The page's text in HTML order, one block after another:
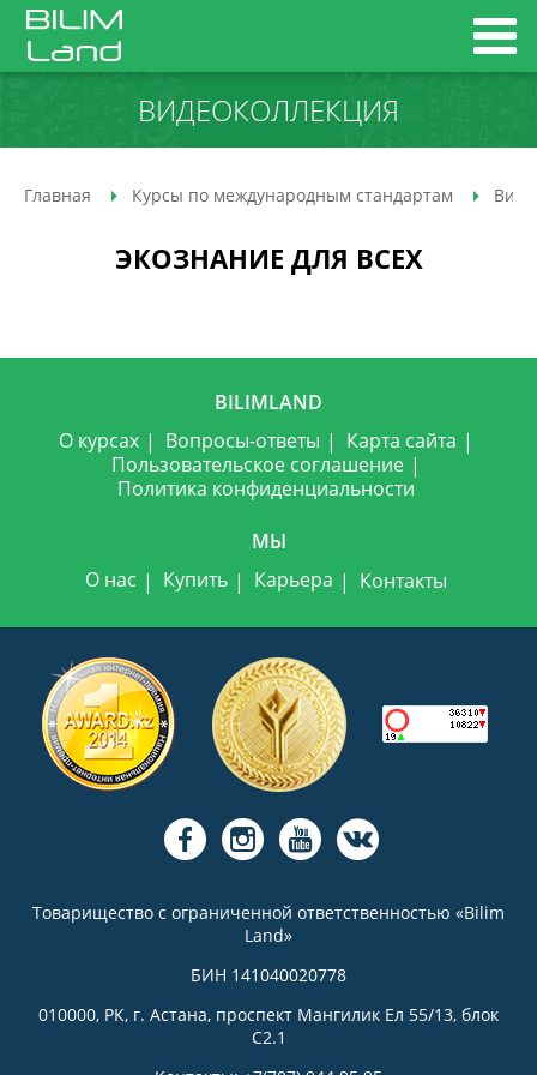
ВИДЕОКОЛЛЕКЦИЯ
Главная Курсы по международным стандартам
ЭКОЗНАНИЕ ДЛЯ ВСЕХ
BILIMLAND
О курсах
Вопросы-ответы
Карта сайта
Пользовательское соглашение
Политика конфиденциальности
МЫ
О нас
Купить Карьера Контакты
Товарищество с ограниченной ответственностью «Bilim
Land»
БИН 141040020778
010000, РК, г. Астана, проспект Мангилик Ел 55/13, блок
С2.1